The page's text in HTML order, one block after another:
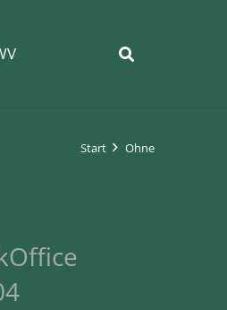
Start Ohne